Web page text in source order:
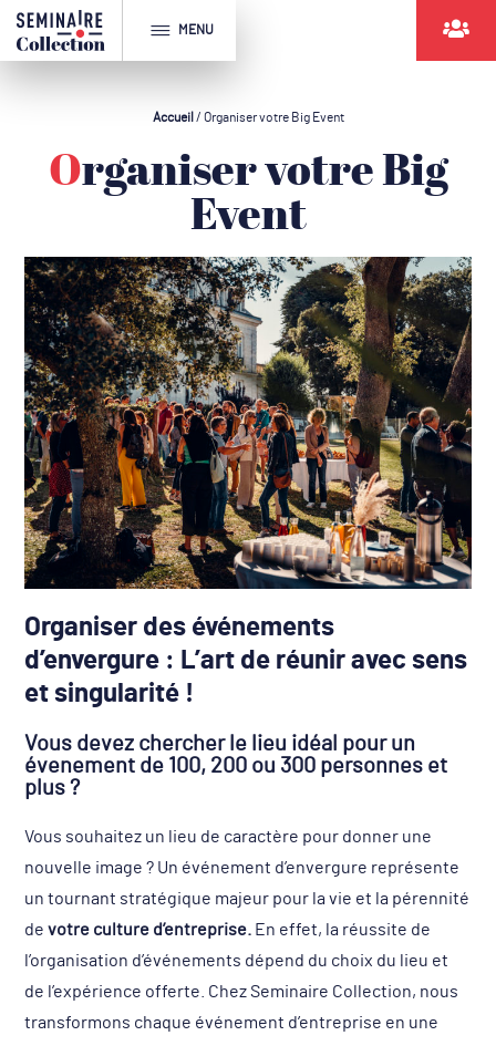
MENU
Accueil / Organiser votre Big Event
Organiser votre Big
Event
Organiser des événements
d’envergure : L’art de réunir avec sens
et singularité !
Vous devez chercher le lieu idéal pour un
évenement de 100, 200 ou 300 personnes et
plus ?
Vous souhaitez un lieu de caractère pour donner une
nouvelle image ? Un événement d’envergure représente
un tournant stratégique majeur pour la vie et la pérennité
devotre culture d’entreprise. En effet, la réussite de
l’organisation d’événements dépend du choix du lieu et
de l’expérience offerte. Chez Seminaire Collection, nous
transformons chaque événement d’entreprise en une